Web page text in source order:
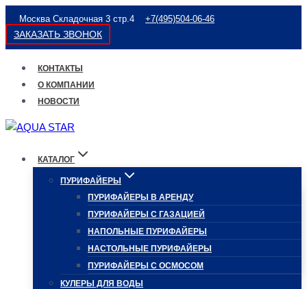
Перейти
к
содержимому
Москва Складочная 3 стр.4 +7(495)504-06-46
ЗАКАЗАТЬ ЗВОНОК
КОНТАКТЫ
О КОМПАНИИ
НОВОСТИ
КАТАЛОГ
ПУРИФАЙЕРЫ
ПУРИФАЙЕРЫ В АРЕНДУ
ПУРИФАЙЕРЫ С ГАЗАЦИЕЙ
НАПОЛЬНЫЕ ПУРИФАЙЕРЫ
НАСТОЛЬНЫЕ ПУРИФАЙЕРЫ
ПУРИФАЙЕРЫ С ОСМОСОМ
КУЛЕРЫ ДЛЯ ВОДЫ